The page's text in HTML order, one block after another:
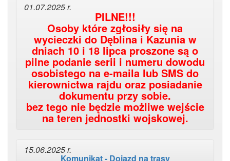
01.07.2025 r.
PILNE!!!
Osoby które zgłosiły się na
wycieczki do Dęblina i Kazunia w
dniach 10 i 18 lipca proszone są o
pilne podanie serii i numeru dowodu
osobistego na e-maila lub SMS do
kierownictwa rajdu oraz posiadanie
dokumentu przy sobie.
bez tego nie będzie możliwe wejście
na teren jednostki wojskowej.
15.06.2025 r.
Komunikat - Dojazd na trasy